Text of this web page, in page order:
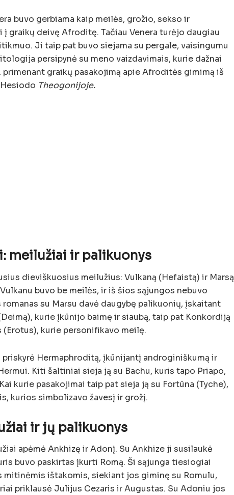
buvo gerbiama kaip meilės, grožio, sekso ir
į graikų deivę Afroditę. Tačiau Venera turėjo daugiau
Ji taip pat buvo siejama su pergale, vaisingumu
persipynė su meno vaizdavimais, kurie dažnai
graikų pasakojimą apie Afroditės gimimą iš
Theogonijoje.
meilužiai ir palikuonys
dieviškuosius meilužius: Vulkaną (Hefaistą) ir Marsą
buvo be meilės, ir iš šios sąjungos nebuvo
su Marsu davė daugybę palikuonių, įskaitant
kurie įkūnijo baimę ir siaubą, taip pat Konkordiją
kurie personifikavo meilę.
Hermaphroditą, įkūnijantį androginiškumą ir
Kiti šaltiniai sieja ją su Bachu, kuris tapo Priapo,
kurie pasakojimai taip pat sieja ją su Fortūna (Tyche),
kurios simbolizavo žavesį ir grožį.
ir jų palikuonys
apėmė Ankhizę ir Adonį. Su Ankhize ji susilaukė
buvo paskirtas įkurti Romą. Ši sąjunga tiesiogiai
mitinėmis ištakomis, siekiant jos giminę su Romulu,
priklausė Julijus Cezaris ir Augustas. Su Adoniu jos